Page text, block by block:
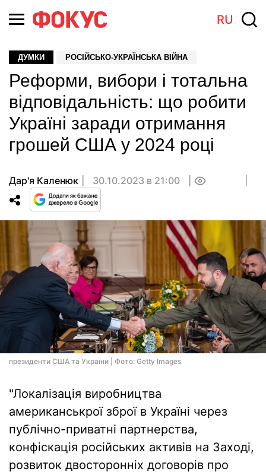
RU
ДУМКИ РОСІЙСЬКО-УКРАЇНСЬКА ВІЙНА
Реформи, вибори і тотальна
відповідальність: що робити
Україні заради отримання
грошей США у 2024 році
Дар'я Каленюк 30.10.2023 в 21:00
президенти США та України | Фото: Getty Images
"Локалізація виробництва
американськрої зброї в Україні через
публічно-приватні партнерства,
конфіскація російських активів на Заході,
розвиток двосторонніх договорів про